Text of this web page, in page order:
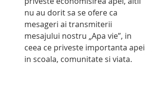
nu au dorit sa se ofere ca
mesageri ai transmiterii
mesajului nostru „Apa vie”, in
ceea ce priveste importanta apei
in scoala, comunitate si viata.